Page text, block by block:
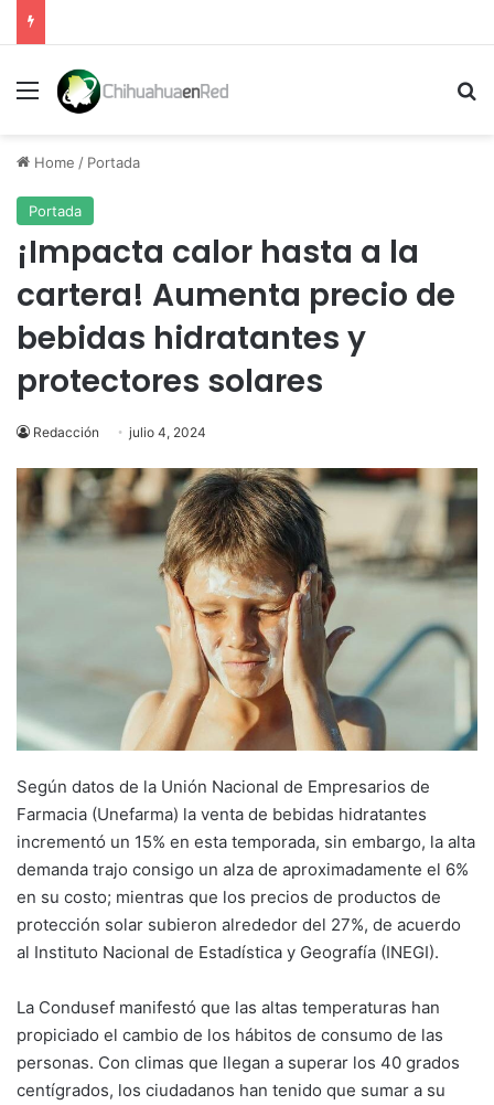
Menu
Home / Portada
Portada
¡Impacta calor hasta a la
cartera! Aumenta precio de
bebidas hidratantes y
protectores solares
Redacción julio 4, 2024
Según datos de la Unión Nacional de Empresarios de
Farmacia (Unefarma) la venta de bebidas hidratantes
incrementó un 15% en esta temporada, sin embargo, la alta
demanda trajo consigo un alza de aproximadamente el 6%
en su costo; mientras que los precios de productos de
protección solar subieron alrededor del 27%, de acuerdo
al Instituto Nacional de Estadística y Geografía (INEGI).
La Condusef manifestó que las altas temperaturas han
propiciado el cambio de los hábitos de consumo de las
personas. Con climas que llegan a superar los 40 grados
centígrados, los ciudadanos han tenido que sumar a su